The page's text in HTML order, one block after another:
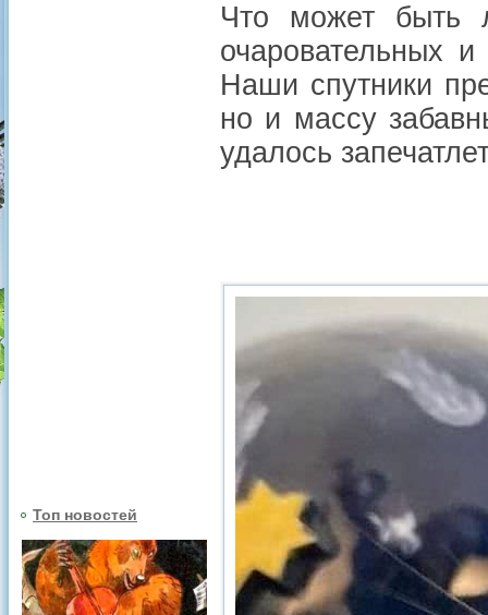
Топ новостей
Что может быть
очаровательных
Наши спутники
но и массу
удалось